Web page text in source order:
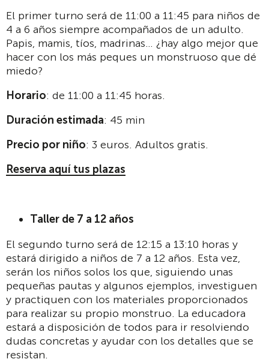
El primer turno será de 11:00 a 11:45 para niños de
4 a 6 años siempre acompañados de un adulto.
Papis, mamis, tíos, madrinas… ¿hay algo mejor que
hacer con los más peques un monstruoso que dé
miedo?
Horario: de 11:00 a 11:45 horas.
Duración estimada: 45 min
Precio por niño: 3 euros. Adultos gratis.
Reserva aquí tus plazas
Taller de 7 a 12 años
El segundo turno será de 12:15 a 13:10 horas y
estará dirigido a niños de 7 a 12 años. Esta vez,
serán los niños solos los que, siguiendo unas
pequeñas pautas y algunos ejemplos, investiguen
y practiquen con los materiales proporcionados
para realizar su propio monstruo. La educadora
estará a disposición de todos para ir resolviendo
dudas concretas y ayudar con los detalles que se
resistan.